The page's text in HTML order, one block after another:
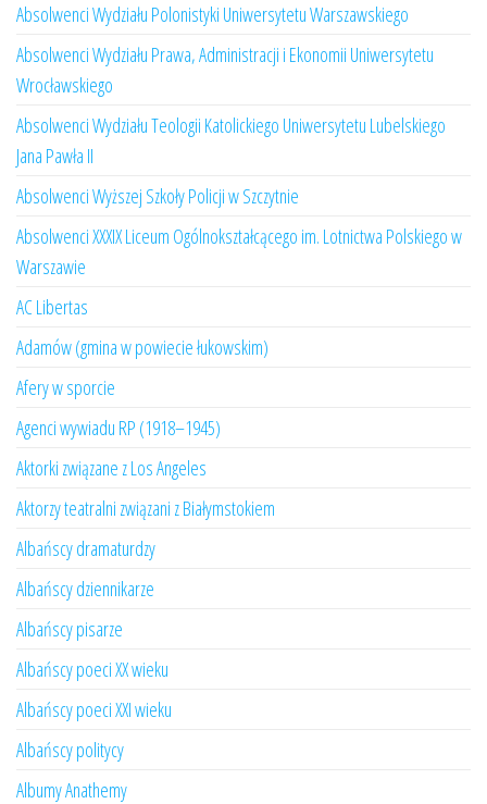
Absolwenci Wydziału Polonistyki Uniwersytetu Warszawskiego
Absolwenci Wydziału Prawa, Administracji i Ekonomii Uniwersytetu
Wrocławskiego
Absolwenci Wydziału Teologii Katolickiego Uniwersytetu Lubelskiego
Jana Pawła II
Absolwenci Wyższej Szkoły Policji w Szczytnie
Absolwenci XXXIX Liceum Ogólnokształcącego im. Lotnictwa Polskiego w
Warszawie
AC Libertas
Adamów (gmina w powiecie łukowskim)
Afery w sporcie
Agenci wywiadu RP (1918–1945)
Aktorki związane z Los Angeles
Aktorzy teatralni związani z Białymstokiem
Albańscy dramaturdzy
Albańscy dziennikarze
Albańscy pisarze
Albańscy poeci XX wieku
Albańscy poeci XXI wieku
Albańscy politycy
Albumy Anathemy